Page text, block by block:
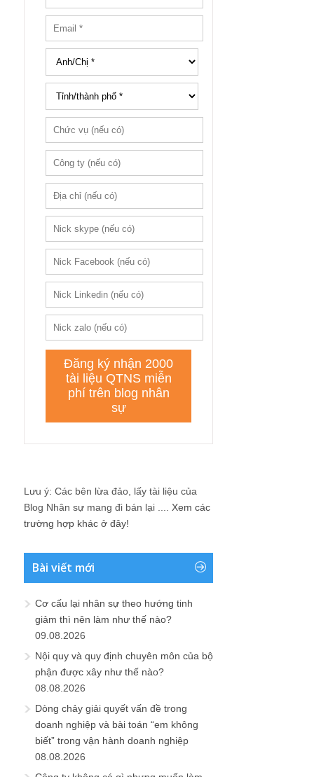
Lưu ý: Các bên lừa đảo, lấy tài liệu của
Blog Nhân sự mang đi bán lại .... Xem các
trường hợp khác ở đây!
Bài viết mới
Cơ cấu lại nhân sự theo hướng tinh
giảm thì nên làm như thế nào?
09.08.2026
Nội quy và quy định chuyên môn của bộ
phận được xây như thế nào?
08.08.2026
Dòng chảy giải quyết vấn đề trong
doanh nghiệp và bài toán “em không
biết” trong vận hành doanh nghiệp
08.08.2026